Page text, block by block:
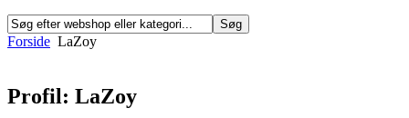
Forside LaZoy
Profil: LaZoy